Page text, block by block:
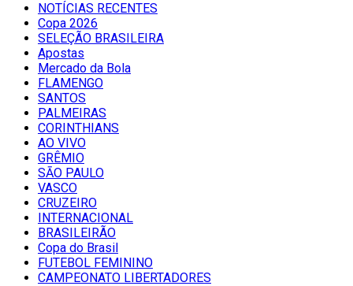
NOTÍCIAS RECENTES
Copa 2026
SELEÇÃO BRASILEIRA
Apostas
Mercado da Bola
FLAMENGO
SANTOS
PALMEIRAS
CORINTHIANS
AO VIVO
GRÊMIO
SĀO PAULO
VASCO
CRUZEIRO
INTERNACIONAL
BRASILEIRÃO
Copa do Brasil
FUTEBOL FEMININO
CAMPEONATO LIBERTADORES